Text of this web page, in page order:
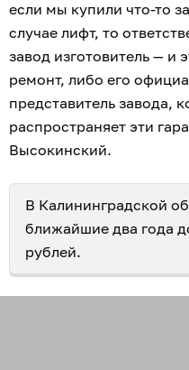
если мы купили что-то
случае лифт, то
завод изготовитель — и
ремонт, либо его
представитель завода,
распространяет эти
Высокинский.
В Калининградской
ближайшие два года
рублей.